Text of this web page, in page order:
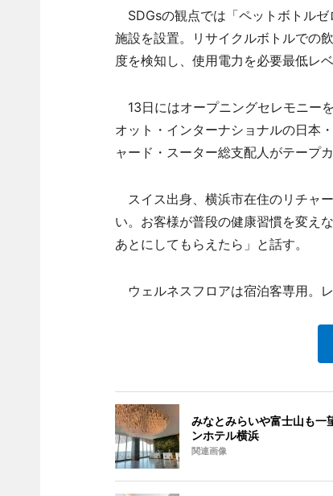
SDGsの観点では「ペットボトル
施設を設置。リサイクルボトルでの
度を検知し、使用電力を必要最低レ
13日にはオープニングセレモニー
オット・インターナショナルの日本
ャード・スーター総支配人がテープカ
スイス出身、横浜市在住のリチャ
い。お客様が普段の健康習慣を変え
あとにしてもらえたら」と話す。
ウェルネスフロアは宿泊客専用。
みなとみらいや富士山も一
ンホテル横浜
関連画像